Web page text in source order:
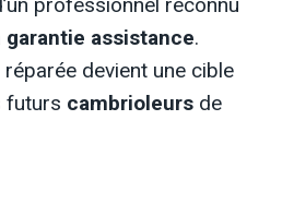
garantie assistance.
devient une cible
futurs cambrioleurs de